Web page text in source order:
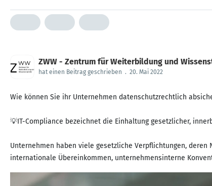
ZWW - Zentrum für Weiterbildung und
hat einen Beitrag geschrieben . 20. Mai 2022
Wie können Sie ihr Unternehmen datenschutzrechtlich
💡IT-Compliance bezeichnet die Einhaltung gesetzlicher,
Unternehmen haben viele gesetzliche Verpflichtungen,
internationale Übereinkommen, unternehmensinterne